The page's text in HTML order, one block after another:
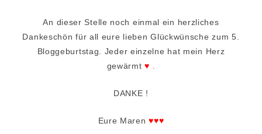
An dieser Stelle noch einmal ein herzliches
Dankeschön für all eure lieben Glückwünsche zum 5.
Bloggeburtstag. Jeder einzelne hat mein Herz
gewärmt♥ .
DANKE !
Eure Maren♥♥♥